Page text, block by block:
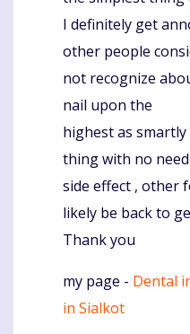
I definitely get
other people
not recognize
nail upon the
highest as
thing with no need
side effect , other
likely be back to
Thank you
my page - Dental
in Sialkot